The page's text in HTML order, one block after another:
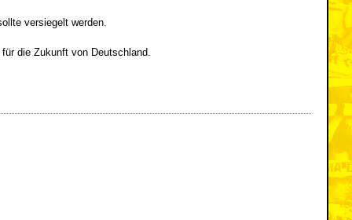
versiegelt werden.
die Zukunft von Deutschland.